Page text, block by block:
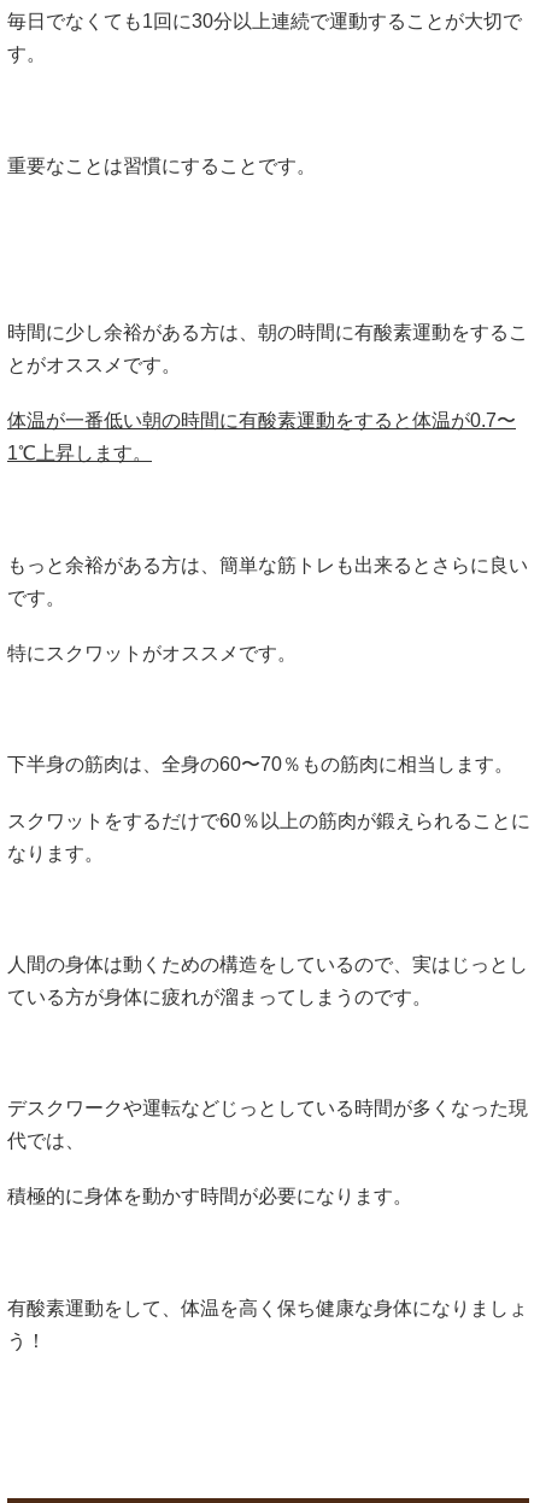
毎日でなくても1回に30分以上連続で運動することが大切で
す。
重要なことは習慣にすることです。
時間に少し余裕がある方は、朝の時間に有酸素運動をするこ
とがオススメです。
体温が一番低い朝の時間に有酸素運動をすると体温が0.7〜
1℃上昇します。
もっと余裕がある方は、簡単な筋トレも出来るとさらに良い
です。
特にスクワットがオススメです。
下半身の筋肉は、全身の60〜70％もの筋肉に相当します。
スクワットをするだけで60％以上の筋肉が鍛えられることに
なります。
人間の身体は動くための構造をしているので、実はじっとし
ている方が身体に疲れが溜まってしまうのです。
デスクワークや運転などじっとしている時間が多くなった現
代では、
積極的に身体を動かす時間が必要になります。
有酸素運動をして、体温を高く保ち健康な身体になりましょ
う！